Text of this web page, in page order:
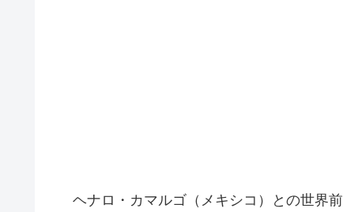
ヘナロ・カマルゴ（メキシコ）との世界